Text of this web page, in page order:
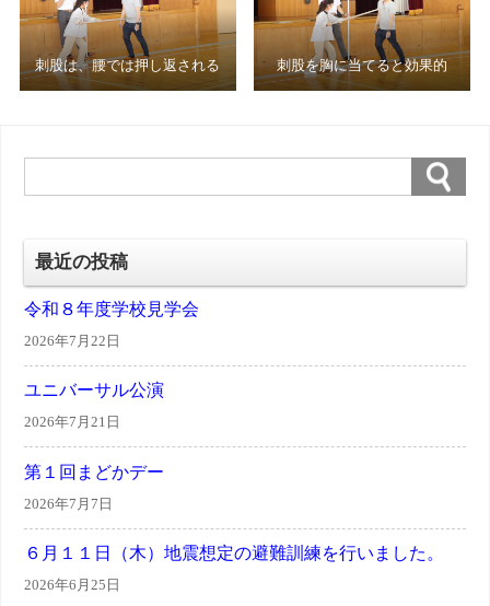
刺股は、腰では押し返される 刺股を胸に当てると効果的
最近の投稿
令和８年度学校見学会
2026年7月22日
ユニバーサル公演
2026年7月21日
第１回まどかデー
2026年7月7日
６月１１日（木）地震想定の避難訓練を行いました。
2026年6月25日